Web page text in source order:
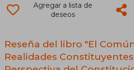
Agregar a lista de
deseos
Reseña del libro "El
Realidades